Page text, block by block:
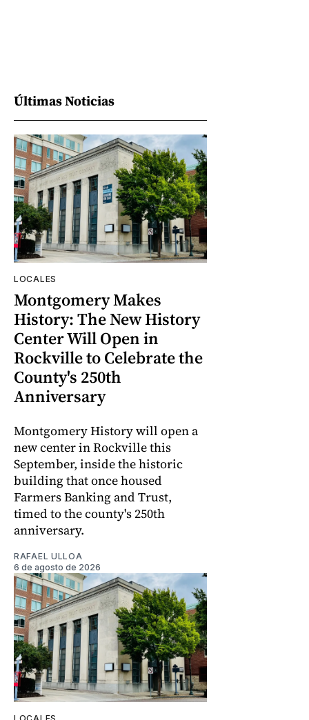
Últimas Noticias
LOCALES
Montgomery Makes
History: The New History
Center Will Open in
Rockville to Celebrate the
County's 250th
Anniversary
Montgomery History will open a
new center in Rockville this
September, inside the historic
building that once housed
Farmers Banking and Trust,
timed to the county's 250th
anniversary.
RAFAEL ULLOA
6 de agosto de 2026